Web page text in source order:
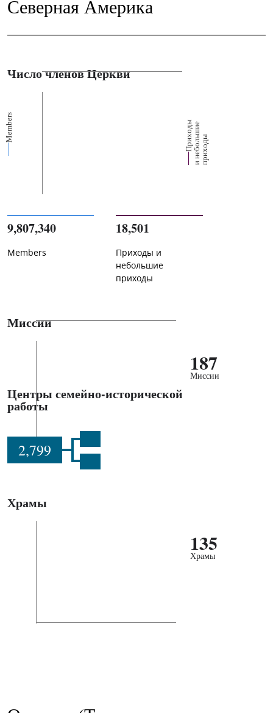
Северная Америка
Число членов Церкви
Members П
р
их
о
д
ы
и
н
е
б
о
ль
ш
ие
п
р
и
х
о
ды
9,807,340
Members
18,501
Приходы и
небольшие
приходы
Миссии
187
Миссии
Центры семейно-исторической
работы
2,799
Храмы
135
Храмы